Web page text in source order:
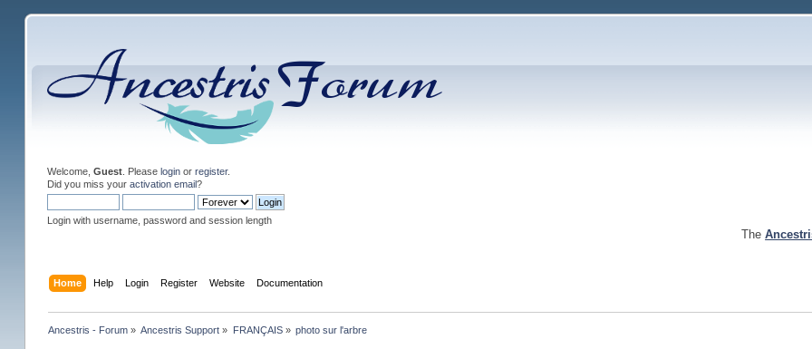
Welcome, Guest. Please loginor register.
Did you miss your activation email?
Login with username, password and session length
The
Home Help Login Register Website Documentation
Ancestris - Forum » Ancestris Support » FRANÇAIS» photo sur l'arbre